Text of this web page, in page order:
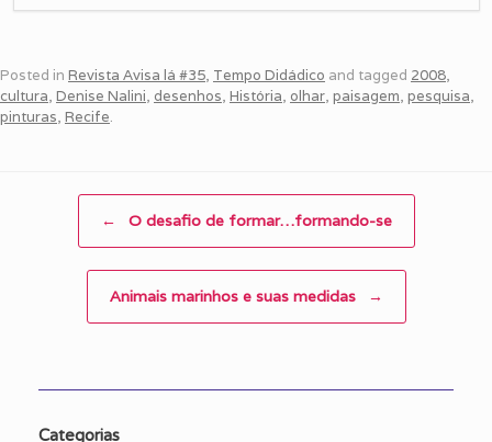
Posted in Revista Avisa lá #35, Tempo Didádico and tagged 2008,
cultura, Denise Nalini, desenhos, História, olhar, paisagem, pesquisa,
pinturas, Recife.
← O desafio de formar…formando-se
Animais marinhos e suas medidas →
Categorias